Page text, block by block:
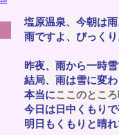
塩原温泉、今朝は
雨ですよ、びっく
昨夜、雨から一時
結局、雨は雪に変
本当にここのとこ
今日は日中くもり
明日もくもりと晴